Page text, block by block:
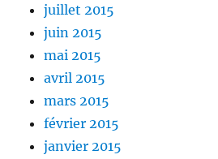
juillet 2015
juin 2015
mai 2015
avril 2015
mars 2015
février 2015
janvier 2015